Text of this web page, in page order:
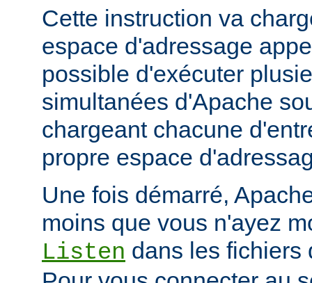
Cette instruction va
espace d'adressage
possible d'exécuter
simultanées d'Apache
chargeant chacune
propre espace
Une fois démarré,
moins que vous n'ayez
Listen dans les fichiers